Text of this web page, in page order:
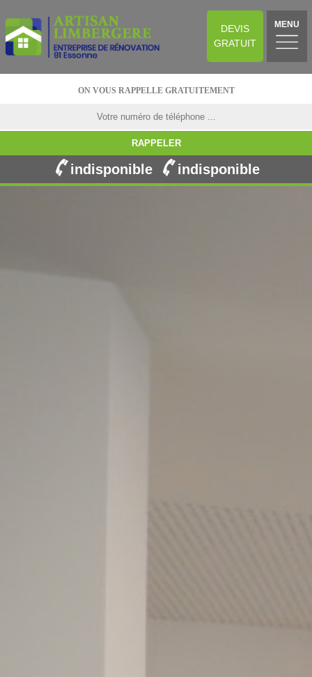
DEVIS
GRATUIT
MENU
ON VOUS RAPPELLE GRATUITEMENT
indisponible indisponible